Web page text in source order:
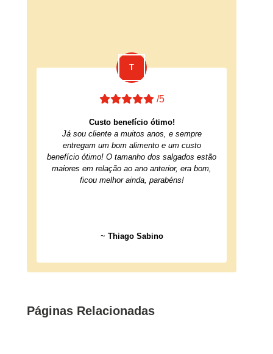
/5
Custo benefício ótimo!
Já sou cliente a muitos anos, e sempre
entregam um bom alimento e um custo
benefício ótimo! O tamanho dos salgados estão
maiores em relação ao ano anterior, era bom,
ficou melhor ainda, parabéns!
~ Thiago Sabino
Páginas Relacionadas